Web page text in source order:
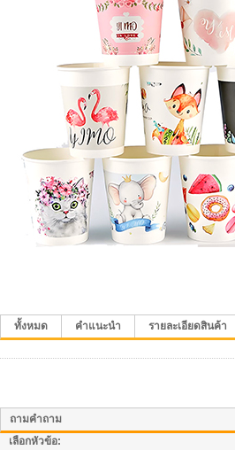
ทั้งหมด คำแนะนำ รายละเอียดสินค้า
ถามคำถาม
เลือกหัวข้อ: